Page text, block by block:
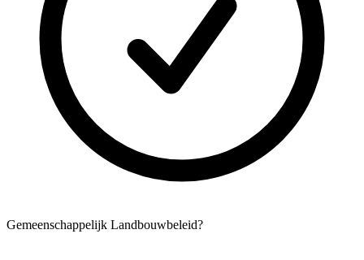
Gemeenschappelijk Landbouwbeleid?